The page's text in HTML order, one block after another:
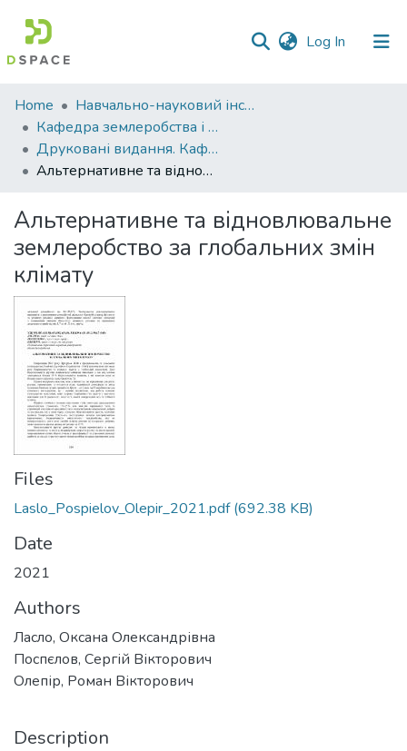
Log In (current)
Communities
&
Collections
All of DSpace
Statistics
Home
Навчально-науковий інститут агротехнологій, селекції та екології
Кафедра землеробства і агрохімії ім. В.І.Сазанова
Друковані видання. Кафедра землеробства і агрохімії ім. В.І.Сазанова
Альтернативне та відновлювальне землеробство за глобальних змін клімату
Альтернативне та відновлювальне
землеробство за глобальних змін
клімату
Files
Laslo_Pospielov_Olepir_2021.pdf(692.38 KB)
Date
2021
Authors
Ласло, Оксана Олександрівна
Поспєлов, Сергій Вікторович
Олепір, Роман Вікторович
Description